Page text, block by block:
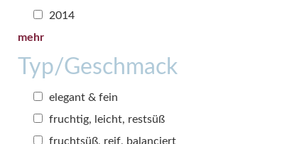
2014
mehr
Typ/Geschmack
elegant & fein
fruchtig, leicht, restsüß
fruchtsüß, reif, balanciert